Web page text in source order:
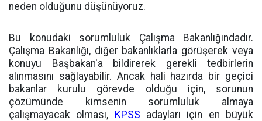
neden olduğunu düşünüyoruz.
Bu konudaki sorumluluk Çalışma Bakanlığındadır.
Çalışma Bakanlığı, diğer bakanlıklarla görüşerek veya
konuyu Başbakan'a bildirerek gerekli tedbirlerin
alınmasını sağlayabilir. Ancak hali hazırda bir geçici
bakanlar kurulu görevde olduğu için, sorunun
çözümünde kimsenin sorumluluk almaya
çalışmayacak olması,
KPSS adayları için en büyük